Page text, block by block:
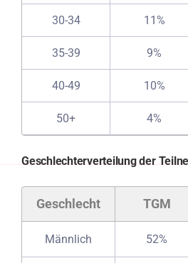
30-34 11%
35-39 9%
40-49 10%
50+ 4%
Geschlechterverteilung der
Geschlecht TGM
Männlich 52%